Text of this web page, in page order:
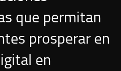
que permitan
prosperar en
en